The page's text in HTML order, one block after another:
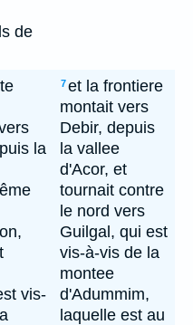
de
la
vis-
7et la frontiere
montait vers
Debir, depuis
la vallee
d'Acor, et
tournait contre
le nord vers
Guilgal, qui est
vis-à-vis de la
montee
d'Adummim,
laquelle est au